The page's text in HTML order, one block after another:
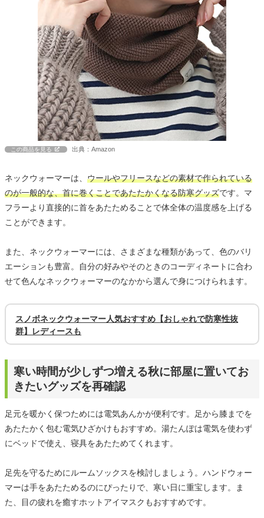
この商品を見る 出典：Amazon
ネックウォーマーは、 ウールやフリースなどの素材で作られている
のが一般的な、首に巻くことであたたかくなる防寒グッズです。マ
フラーより直接的に首をあたためることで体全体の温度感を上げる
ことができます。
また、ネックウォーマーには、さまざまな種類があって、色のバリ
エーションも豊富。自分の好みやそのときのコーディネートに合わ
せて色んなネックウォーマーのなかから選んで身につけられます。
スノボネックウォーマー人気おすすめ【おしゃれで防寒性抜
群】レディースも
寒い時間が少しずつ増える秋に部屋に置いてお
きたいグッズを再確認
足元を暖かく保つためには電気あんかが便利です。足から膝までを
あたたかく包む電気ひざかけもおすすめ。湯たんぽは電気を使わず
にベッドで使え、寝具をあたためてくれます。
足先を守るためにルームソックスを検討しましょう。ハンドウォー
マーは手をあたためるのにぴったりで、寒い日に重宝します。ま
た、目の疲れを癒すホットアイマスクもおすすめです。